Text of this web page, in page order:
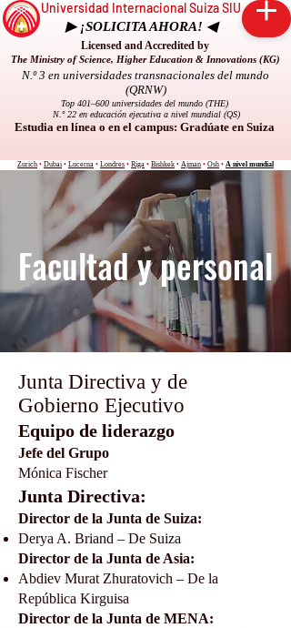
Universidad Internacional Suiza SIU
▶ ¡SOLICITA AHORA! ◀
Licensed and Accredited by
The Ministry of Science, Higher Education & Innovations (KG)
N.º 3 en universidades transnacionales del mundo
(QRNW)
Top 401–600 universidades del mundo (THE)
N.º 22 en educación ejecutiva a nivel mundial (QS)
Estudia en línea o en el campus: Gradúate en Suiza
Zurich • Dubai • Lucerna • Londres • Riga • Bishkek • Ajman • Osh • A nivel mundial
Facultad y personal
Junta Directiva y de
Gobierno Ejecutivo
Equipo de liderazgo
Jefe del Grupo
Mónica Fischer
Junta Directiva:
Director de la Junta de Suiza:
Derya A. Briand – De Suiza
Director de la Junta de Asia:
Abdiev Murat Zhuratovich – De la
República Kirguisa
Director de la Junta de MENA: